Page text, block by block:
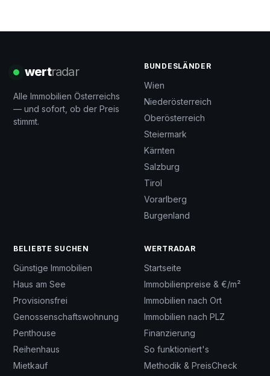
wertradar
Alle Immobilien Österreichs
— und sofort, ob der Preis
stimmt.
BUNDESLÄNDER
Wien
Niederösterreich
Oberösterreich
Steiermark
Kärnten
Salzburg
Tirol
Vorarlberg
Burgenland
BELIEBTE SUCHEN
Günstige Immobilien
Haus am See
Provisionsfrei
Genossenschaftswohnung
Penthouse
Reihenhaus
Mietkauf
WERTRADAR
Startseite
Immobilienpreise & €/m²
Immobilien nach Ort
Immobilien nach PLZ
Finanzierung
So funktioniert's
Methodik & PreisCheck